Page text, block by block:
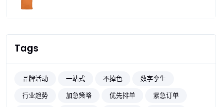
Tags
品牌活动 一站式 不掉色
数字孪生
行业趋势
加急策略 优先排单
紧急订单